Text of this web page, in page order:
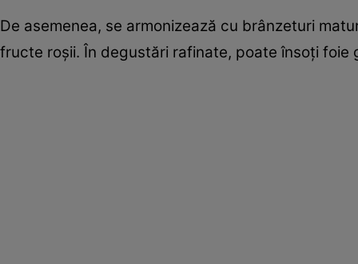
De asemenea, se armonizează cu brânzeturi
fructe roșii. În degustări rafinate, poate însoți